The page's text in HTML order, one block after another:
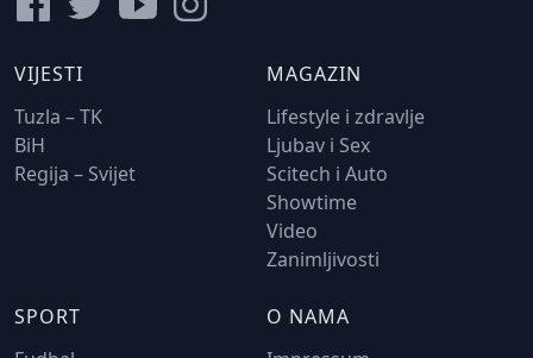
VIJESTI
Tuzla – TK
BiH
Regija – Svijet
MAGAZIN
Lifestyle i zdravlje
Ljubav i Sex
Scitech i Auto
Showtime
Video
Zanimljivosti
SPORT
O NAMA